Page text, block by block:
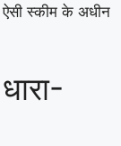
ऐसी स्कीम के अधीन